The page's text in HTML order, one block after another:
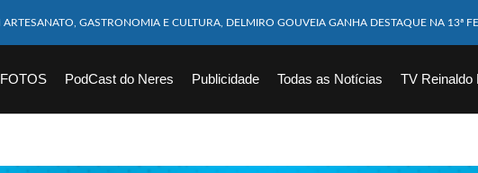
CAI DE CACHOEIRA DE 40 METROS AO TENTAR FAZER FOTO
DE JOVEM DESAPARECIDO É ENCONTRADO EM BARRAGEM NO INTERIOR DE ALAGOAS
PodCast do Neres Publicidade Todas as Notícias TV Reinaldo